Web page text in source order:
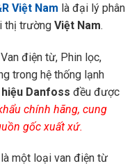
Việt Nam là đại lý phân
thị trường Việt Nam.
điện từ, Phin lọc,
trong hệ thống lạnh
hiệu Danfoss đều được
chính hãng, cung
gốc xuất xứ.
là một loại van điện từ